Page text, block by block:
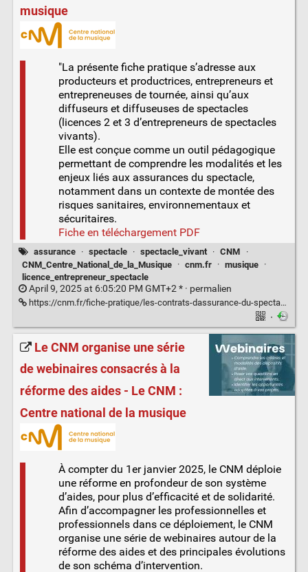
musique
"La présente fiche pratique s’adresse aux
producteurs et productrices, entrepreneurs et
entrepreneuses de tournée, ainsi qu’aux
diffuseurs et diffuseuses de spectacles
(licences 2 et 3 d’entrepreneurs de spectacles
vivants).
Elle est conçue comme un outil pédagogique
permettant de comprendre les modalités et les
enjeux liés aux assurances du spectacle,
notamment dans un contexte de montée des
risques sanitaires, environnementaux et
sécuritaires.
Fiche en téléchargement PDF
assurance · spectacle · spectacle_vivant · CNM
·
CNM_Centre_National_de_la_Musique
· cnm.fr · musique ·
licence_entrepreneur_spectacle
April 9, 2025 at 6:05:20 PM GMT+2 * · permalien
https://cnm.fr/fiche-pratique/les-contrats-dassurance-du-spectacle-vivant/
·
Le CNM organise une série
de webinaires consacrés à la
réforme des aides - Le CNM :
Centre national de la musique
À compter du 1er janvier 2025, le CNM déploie
une réforme en profondeur de son système
d’aides, pour plus d’efficacité et de solidarité.
Afin d’accompagner les professionnelles et
professionnels dans ce déploiement, le CNM
organise une série de webinaires autour de la
réforme des aides et des principales évolutions
de son schéma d’intervention.